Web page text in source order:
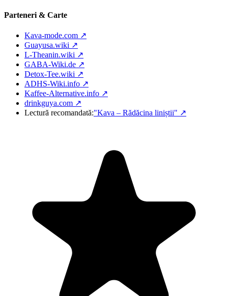
Parteneri & Carte
Kava-mode.com ↗
Guayusa.wiki ↗
L-Theanin.wiki ↗
GABA-Wiki.de ↗
Detox-Tee.wiki ↗
ADHS-Wiki.info ↗
Kaffee-Alternative.info ↗
drinkguya.com ↗
Lectură recomandată:"Kava – Rădăcina liniștii" ↗